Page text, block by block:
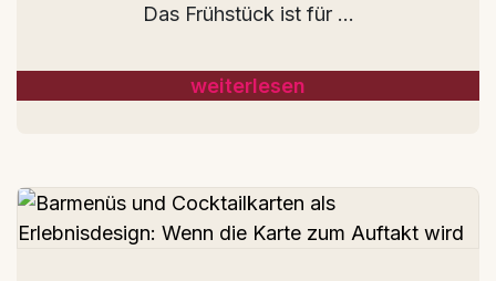
Das Frühstück ist für ...
weiterlesen